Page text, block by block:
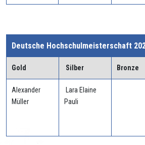
Deutsche Hochschulmeisterschaft
Gold Silber Bronze
Alexander
Müller
Lara Elaine
Pauli